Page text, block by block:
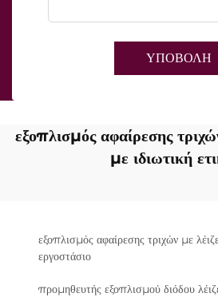
ΥΠΟΒΟΛΗ
εξοπλισμός αφαίρεσης
με ιδιωτική
εξοπλισμός αφαίρεσης τριχών με
εργοστάσιο
προμηθευτής εξοπλισμού διόδου